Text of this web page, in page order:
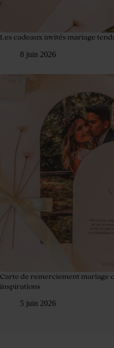
Les cadeaux invités mariage
8 juin 2026
Carte de remerciement mariage
inspirations
5 juin 2026